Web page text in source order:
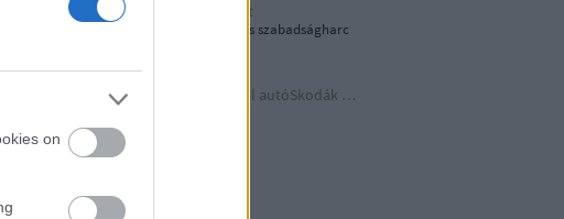
on
1956: Akkor és most
1956-os forradalom és szabadságharc
Időutazás a szocreál autóSkodák világába